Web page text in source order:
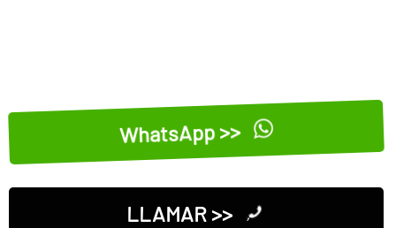
WhatsApp >>
LLAMAR >>